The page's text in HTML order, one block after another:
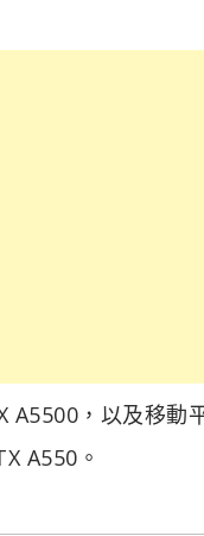
，以及移動
A550。